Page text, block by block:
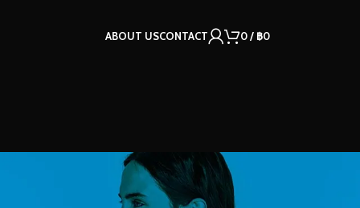
ABOUT USCONTACT 0/ ฿0